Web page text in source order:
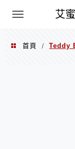
艾
PXN
首頁 / Teddy